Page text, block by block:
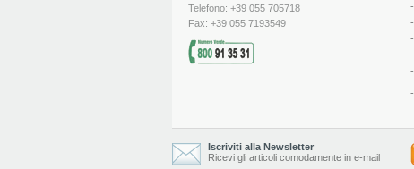
Telefono: +39 055 705718
Fax: +39 055 7193549
-
-
-
-
-
-
Iscriviti alla Newsletter
Ricevi gli articoli comodamente in e-mail